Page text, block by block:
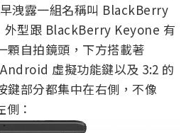
洩露一組名稱叫 BlackBerry
型跟 BlackBerry Keyone 有
顆自拍鏡頭，下方搭載著
虛擬功能鍵以及 3:2 的
鍵部分都集中在右側，不像
：